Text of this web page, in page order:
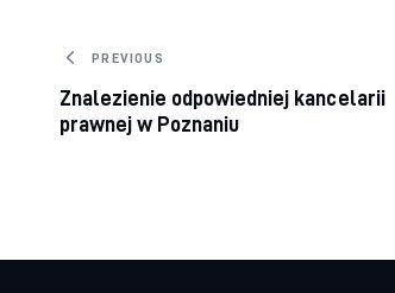
Nawigacja wpisu
PREVIOUS
Znalezienie odpowiedniej kancelarii
prawnej w Poznaniu